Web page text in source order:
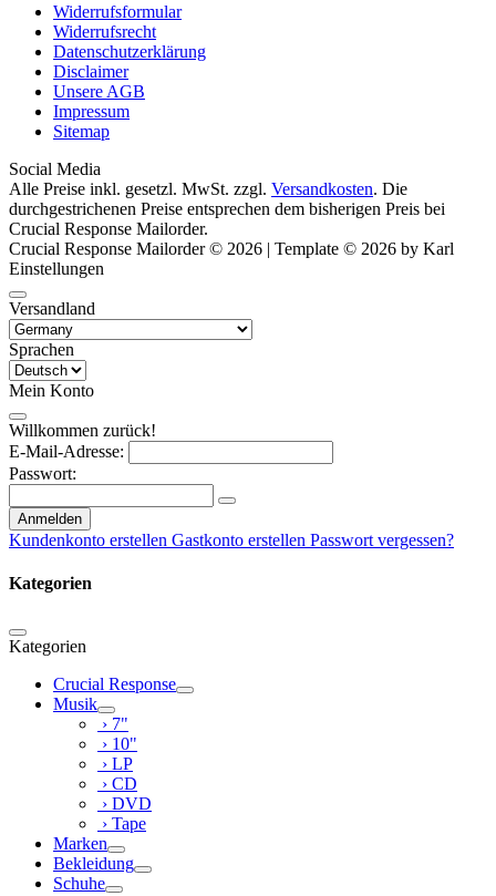
Widerrufsformular
Widerrufsrecht
Datenschutzerklärung
Disclaimer
Unsere AGB
Impressum
Sitemap
Social Media
Alle Preise inkl. gesetzl. MwSt. zzgl. Versandkosten. Die
durchgestrichenen Preise entsprechen dem bisherigen Preis bei
Crucial Response Mailorder.
Crucial Response Mailorder © 2026 | Template © 2026 by Karl
Einstellungen
Versandland
Sprachen
Mein Konto
Willkommen zurück!
E-Mail-Adresse:
Passwort:
Anmelden
Kundenkonto erstellen Gastkonto erstellen Passwort vergessen?
Kategorien
Kategorien
Crucial Response
Musik
› 7"
› 10"
› LP
› CD
› DVD
› Tape
Marken
Bekleidung
Schuhe